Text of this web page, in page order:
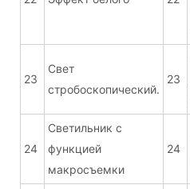
23
Свет
стробоскопический.
23
24
Светильник с
функцией
макросъемки
24